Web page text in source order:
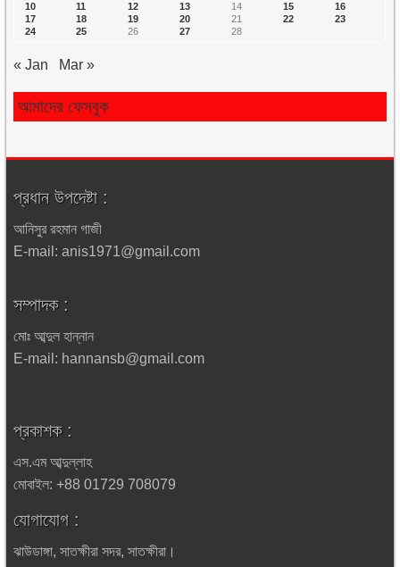
10
11 12 13 14 15
16
17
18 19 20 21 22
23
24
25 26 27 28
« Jan Mar »
আমাদের ফেসবুক
প্রধান উপদেষ্টা :
আনিসুর রহমান গাজী
E-mail: anis1971@gmail.com
সম্পাদক :
মোঃ আব্দুল হান্নান
E-mail: hannansb@gmail.com
প্রকাশক :
এস.এম আব্দুল্লাহ
মোবাইল: +88 01729 708079
যোগাযোগ :
ঝাউডাঙ্গা, সাতক্ষীরা সদর, সাতক্ষীরা।